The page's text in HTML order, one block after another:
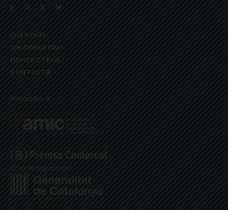
QUI SOM?
ON REPARTIM?
HEMEROTECA
CONTACTA
Associats a:
Amb el suport de: